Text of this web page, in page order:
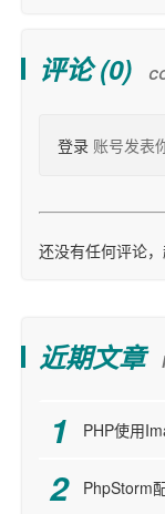
评论 (0)
登录 账号发表
还没有任何评论，
近期文章
PHP使用
PhpStorm